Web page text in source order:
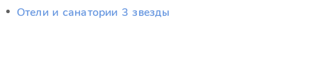
Отели и санатории 3 звезды